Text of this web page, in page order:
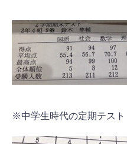
※中学生時代の定期テスト